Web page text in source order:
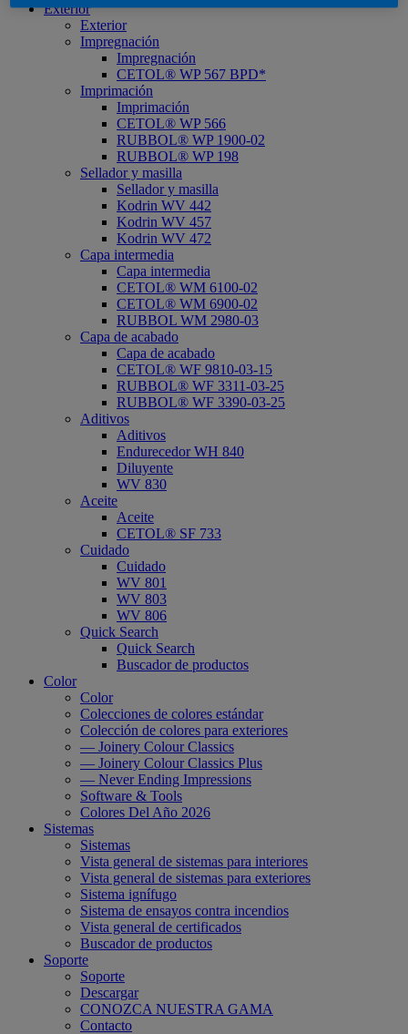
Exterior
Exterior
Impregnación
Impregnación
CETOL® WP 567 BPD*
Imprimación
Imprimación
CETOL® WP 566
RUBBOL® WP 1900-02
RUBBOL® WP 198
Sellador y masilla
Sellador y masilla
Kodrin WV 442
Kodrin WV 457
Kodrin WV 472
Capa intermedia
Capa intermedia
CETOL® WM 6100-02
CETOL® WM 6900-02
RUBBOL WM 2980-03
Capa de acabado
Capa de acabado
CETOL® WF 9810-03-15
RUBBOL® WF 3311-03-25
RUBBOL® WF 3390-03-25
Aditivos
Aditivos
Endurecedor WH 840
Diluyente
WV 830
Aceite
Aceite
CETOL® SF 733
Cuidado
Cuidado
WV 801
WV 803
WV 806
Quick Search
Quick Search
Buscador de productos
Color
Color
Colecciones de colores estándar
Colección de colores para exteriores
— Joinery Colour Classics
— Joinery Colour Classics Plus
— Never Ending Impressions
Software & Tools
Colores Del Año 2026
Sistemas
Sistemas
Vista general de sistemas para interiores
Vista general de sistemas para exteriores
Sistema ignífugo
Sistema de ensayos contra incendios
Vista general de certificados
Buscador de productos
Soporte
Soporte
Descargar
CONOZCA NUESTRA GAMA
Contacto